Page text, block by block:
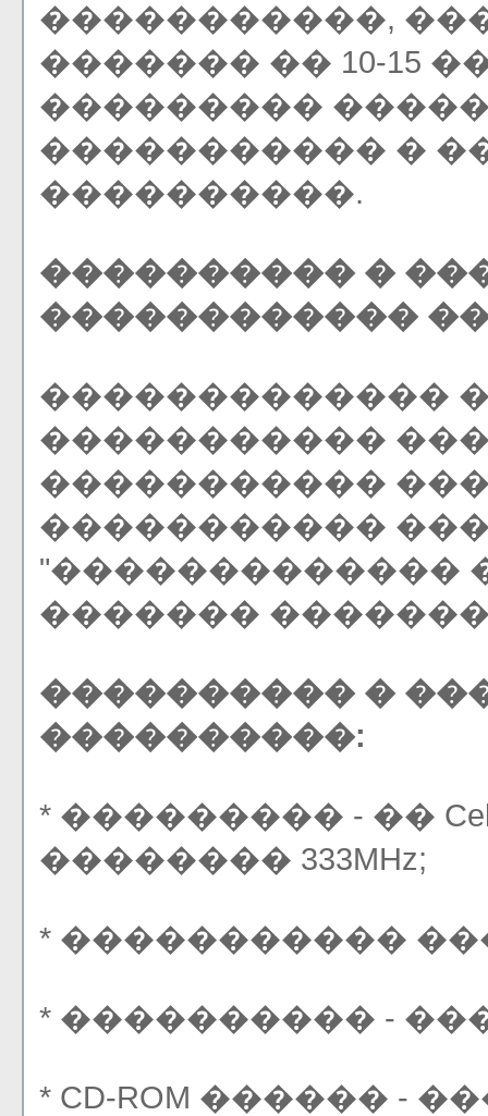
�����������,
������� �� 10-15
���������
����������� �
����������.
���������� �
������������
�������������
�����������
�����������
�����������
"�������������
�������
���������� �
����������:
* ��������� - ��
�������� 333MHz;
* �����������
* ���������� -
* CD-ROM ������ -